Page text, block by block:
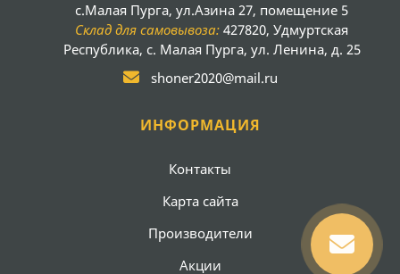
с.Малая Пурга, ул.Азина 27, помещение 5
Склад для самовывоза: 427820, Удмуртская
Республика, с. Малая Пурга, ул. Ленина, д. 25
shoner2020@mail.ru
ИНФОРМАЦИЯ
Контакты
Карта сайта
Производители
Акции